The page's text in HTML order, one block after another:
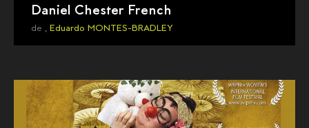
Daniel Chester French
de , Eduardo MONTES-BRADLEY